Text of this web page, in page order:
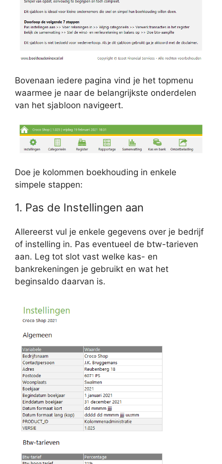
Bovenaan iedere pagina vind je het topmenu
waarmee je naar de belangrijkste onderdelen
van het sjabloon navigeert.
Doe je kolommen boekhouding in enkele
simpele stappen:
1. Pas de Instellingen aan
Allereerst vul je enkele gegevens over je bedrijf
of instelling in. Pas eventueel de btw-tarieven
aan. Leg tot slot vast welke kas- en
bankrekeningen je gebruikt en wat het
beginsaldo daarvan is.